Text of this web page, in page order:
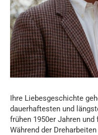
Ihre Liebesgeschichte
dauerhaftesten und
frühen 1950er Jahren
Während der